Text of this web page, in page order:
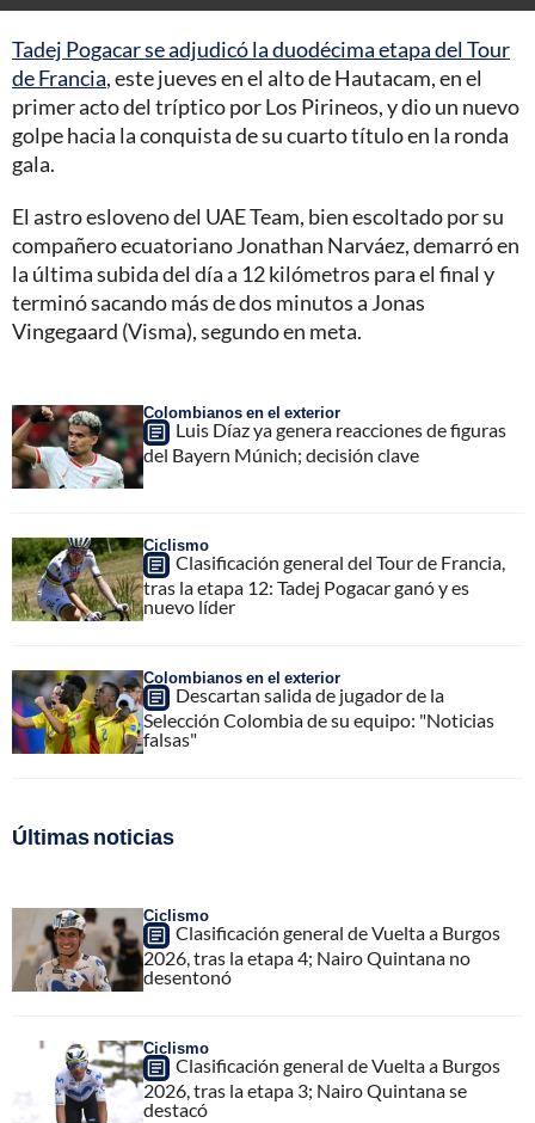
Tadej Pogacar se adjudicó la duodécima etapa del Tour
de Francia, este jueves en el alto de Hautacam, en el
primer acto del tríptico por Los Pirineos, y dio un nuevo
golpe hacia la conquista de su cuarto título en la ronda
gala.
El astro esloveno del UAE Team, bien escoltado por su
compañero ecuatoriano Jonathan Narváez, demarró en
la última subida del día a 12 kilómetros para el final y
terminó sacando más de dos minutos a Jonas
Vingegaard (Visma), segundo en meta.
Colombianos en el exterior
Luis Díaz ya genera reacciones de figuras
del Bayern Múnich; decisión clave
Ciclismo
Clasificación general del Tour de Francia,
tras la etapa 12: Tadej Pogacar ganó y es
nuevo líder
Colombianos en el exterior
Descartan salida de jugador de la
Selección Colombia de su equipo: "Noticias
falsas"
Últimas noticias
Ciclismo
Clasificación general de Vuelta a Burgos
2026, tras la etapa 4; Nairo Quintana no
desentonó
Ciclismo
Clasificación general de Vuelta a Burgos
2026, tras la etapa 3; Nairo Quintana se
destacó